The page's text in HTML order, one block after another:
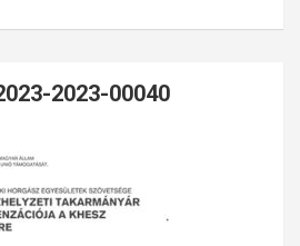
2023-00040